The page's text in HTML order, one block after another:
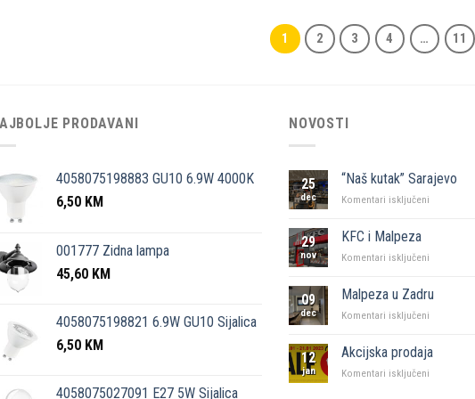
1 2 3 4 … 11
PRODAVANI
4058075198883 GU10 6.9W 4000K
6,50 KM
001777 Zidna lampa
45,60 KM
4058075198821 6.9W GU10 Sijalica
6,50 KM
4058075027091 E27 5W Sijalica
NOVOSTI
25
dec
“Naš kutak” Sarajevo
Komentari isključeni
29
nov
KFC i Malpeza
Komentari isključeni
Malpeza
09
dec
Malpeza u Zadru
Komentari isključeni
Zadru
12
jan
Akcijska prodaja
Komentari isključeni